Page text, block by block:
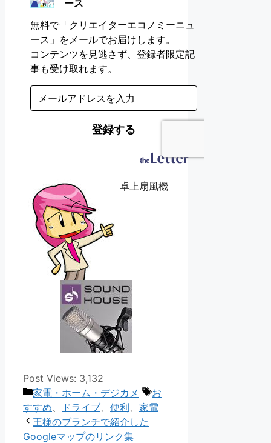
卓上扇風機
Post Views: 3,132
カ
テ
ゴ
リ
家電・ホーム・デジカメ
タ
グ
お
すすめ
ドライブ 便利
家電
王様のブランチで紹介した
Googleマップのリンク集